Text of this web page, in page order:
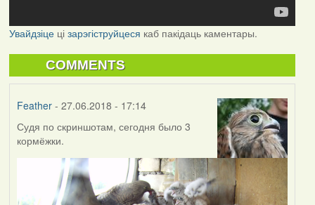
Увайдзіцеці зарэгіструйцеся каб пакідаць каментары.
COMMENTS
Feather- 27.06.2018 - 17:14
Судя по скриншотам, сегодня было 3
кормёжки.